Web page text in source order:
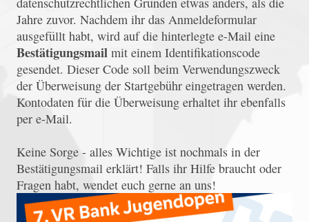
Jahre zuvor. Nachdem ihr das Anmeldeformular
ausgefüllt habt, wird auf die hinterlegte e-Mail eine
Bestätigungsmail mit einem Identifikationscode
gesendet. Dieser Code soll beim Verwendungszweck
der Überweisung der Startgebühr eingetragen werden.
Kontodaten für die Überweisung erhaltet ihr ebenfalls
per e-Mail.
Keine Sorge - alles Wichtige ist nochmals in der
Bestätigungsmail erklärt! Falls ihr Hilfe braucht oder
Fragen habt, wendet euch gerne an uns!